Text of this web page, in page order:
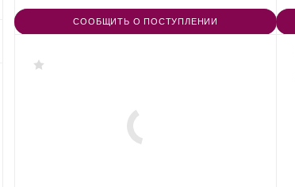
СООБЩИТЬ О ПОСТУПЛЕНИИ